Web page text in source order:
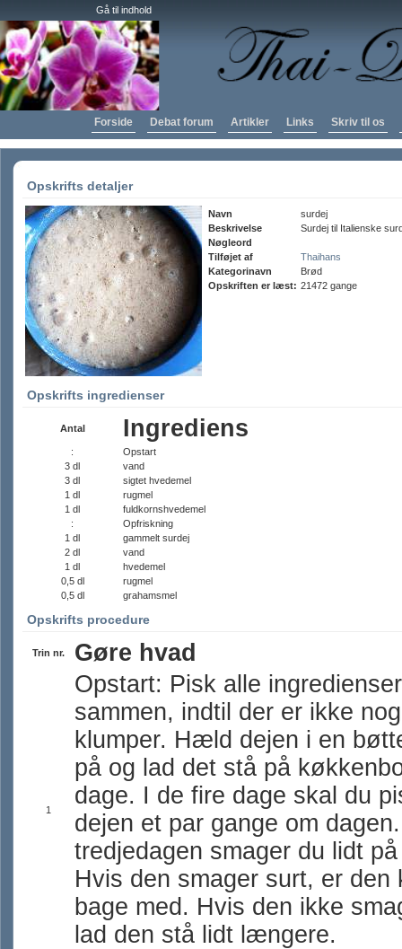
Gå til indhold
Forside Debat forum Artikler Links Skriv til os
Opskrifts detaljer
Navn
surdej
Beskrivelse
Surdej til Italienske
Nøgleord
Tilføjet af
Thaihans
Kategorinavn
Brød
Opskriften er læst: 21472 gange
Opskrifts ingredienser
Antal Ingrediens
:
Opstart
3 dl
vand
3 dl
sigtet hvedemel
1 dl
rugmel
1 dl
fuldkornshvedemel
:
Opfriskning
1 dl
gammelt surdej
2 dl
vand
1 dl
hvedemel
0,5 dl
rugmel
0,5 dl
grahamsmel
Opskrifts procedure
Trin nr. Gøre hvad
1
Opstart: Pisk alle
sammen, indtil der er ikke
klumper. Hæld dejen i en
på og lad det stå på
dage. I de fire dage skal du
dejen et par gange om
tredjedagen smager du lidt
Hvis den smager surt, er den
bage med. Hvis den ikke
lad den stå lidt længere.